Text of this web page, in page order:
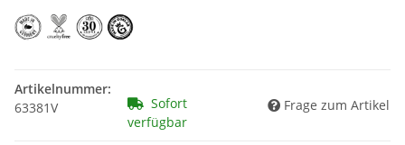
Artikelnummer:
63381V
Sofort
verfügbar
Frage zum Artikel